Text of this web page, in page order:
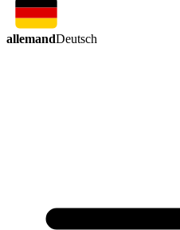
allemandDeutsch